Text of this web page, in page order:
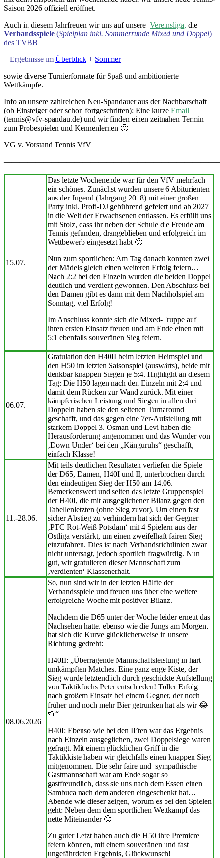
Saison 2026 offiziell eröffnet.
Auch in diesem Jahrfreuen wir uns auf unsere Vereinsliga, die
Verbandsspiele (Spielplan inkl. Sommerrunde Mixed und Doppel)
des TVBB
– Ergebnisse im Überblick + Sommer–
sowie diverse Turnierformate für Spaß und ambitionierte
Wettkämpfe.
Info an unsere zahlreichen Neu-Spandauer aus der Nachbarschaft
(ob Einsteiger oder schon fortgeschritten): Eine kurze Email
(tennis@vfv-spandau.de) und wir finden einen zeitnahen Termin
zum Probespielen und Kennenlernen 🙂
VG v. Vorstand Tennis VfV
15.07.
Das letzte Wochenende war für den VfV mehrfach
ein schönes. Zunächst wurden unsere 6 Abiturienten
aus der Jugend (Jahrgang 2018) mit einer großen
Party inkl. Profi-DJ gebührend gefeiert und ab 2027
in die Welt der Erwachsenen entlassen. Es erfüllt uns
mit Stolz, dass ihr neben der Schule die Freude am
Tennis gefunden, drangeblieben und erfolgreich im
Wettbewerb eingesetzt habt 🙂
Nun zum sportlichen: Am Tag danach konnten zwei
der Mädels gleich einen weiteren Erfolg feiern…
Nach 2:2 bei den Einzeln wurden die beiden Doppel
deutlich und verdient gewonnen. Den Abschluss bei
den Damen gibt es dann mit dem Nachholspiel am
Sonntag, viel Erfolg!
Im Anschluss konnte sich die Mixed-Truppe auf
ihren ersten Einsatz freuen und am Ende einen mit
5:1 ebenfalls souveränen Sieg feiern.
06.07.
Gratulation den H40II beim letzten Heimspiel und
den H50 im letzten Saisonspiel (auswärts), beide mit
denkbar knappen Siegen je 5:4. Highlight an diesem
Tag: Die H50 lagen nach den Einzeln mit 2:4 und
damit dem Rücken zur Wand zurück. Mit einer
kämpferischen Leistung und Siegen in allen drei
Doppeln haben sie den seltenen Turnaround
geschafft, und das gegen eine 7er-Aufstellung mit
starkem Doppel 3. Osman und Levi haben die
Herausforderung angenommen und das Wunder von
‚Down Under‘ bei den „Känguruhs“ geschafft,
einfach Klasse!
11.-28.06.
Mit teils deutlichen Resultaten verliefen die Spiele
der D65, Damen, H40I und II, unterbrochen durch
den eindeutigen Sieg der H50 am 14.06.
Bemerkenswert und selten das letzte Gruppenspiel
der H40I, die mit ausgeglichener Bilanz gegen den
Tabellenletzten (ohne Sieg zuvor). Um einen fast
sicher Abstieg zu verhindern hat sich der Gegner
‚PTC Rot-Weiß Potsdam‘ mit 4 Spielern aus der
Ostliga verstärkt, um einen zweifelhaft fairen Sieg
einzufahren. Dies ist nach Verbandsrichtlinien zwar
nicht untersagt, jedoch sportlich fragwürdig. Nun
gut, wir gratulieren dieser Mannschaft zum
‚verdienten‘ Klassenerhalt.
08.06.2026
So, nun sind wir in der letzten Hälfte der
Verbandsspiele und freuen uns über eine weitere
erfolgreiche Woche mit positiver Bilanz.
Nachdem die D65 unter der Woche leider erneut das
Nachsehen hatte, ebenso wie die Jungs am Morgen,
hat sich die Kurve glücklicherweise in unsere
Richtung gedreht:
H40II: „Überragende Mannschaftsleistung in hart
umkämpften Matches. Eine ganz enge Kiste, der
Sieg wurde letztendlich durch geschickte Aufstellung
von Taktikfuchs Peter entschieden! Toller Erfolg
nach großem Einsatz bei einem Gegner, der noch
früher und noch mehr Bier getrunken hat als wir 😂
🍻“
H40I: Ebenso wie bei den II’ten war das Ergebnis
nach Einzeln ausgeglichen, zwei Doppelsiege waren
gefragt. Mit einem glücklichen Griff in die
Taktikkiste haben wir gleichfalls einen knappen Sieg
mitgenommen. Die sehr faire und sympathische
Gastmannschaft war am Ende sogar so
gastfreundlich, dass sie uns nach dem Essen einen
Sambuca nach dem anderen eingeschenkt hat…
Abende wie dieser zeigen, worum es bei den Spielen
geht: Neben dem dem sportlichen Wettkampf das
nette Miteinander 🙂
Zu guter Letzt haben auch die H50 ihre Premiere
feiern können, mit einem souveränen und fast
ungefährdeten Ergebnis, Glückwunsch!